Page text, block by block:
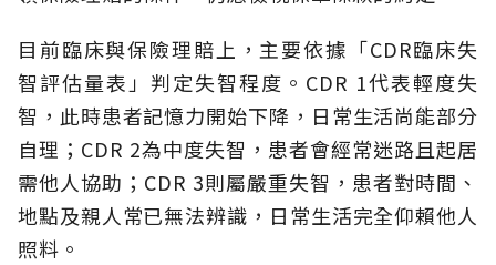
目前臨床與保險理賠上，主要依據「CDR臨床失
智評估量表」判定失智程度。CDR 1代表輕度失
智，此時患者記憶力開始下降，日常生活尚能部分
自理；CDR 2為中度失智，患者會經常迷路且起居
需他人協助；CDR 3則屬嚴重失智，患者對時間、
地點及親人常已無法辨識，日常生活完全仰賴他人
照料。